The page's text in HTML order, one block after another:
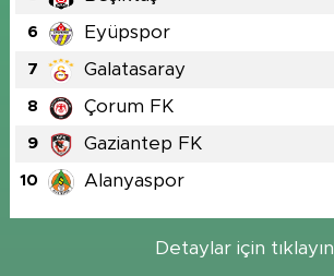
6 Eyüpspor
7 Galatasaray
8 Çorum FK
9 Gaziantep FK
10 Alanyaspor
Detaylar için tıklayın